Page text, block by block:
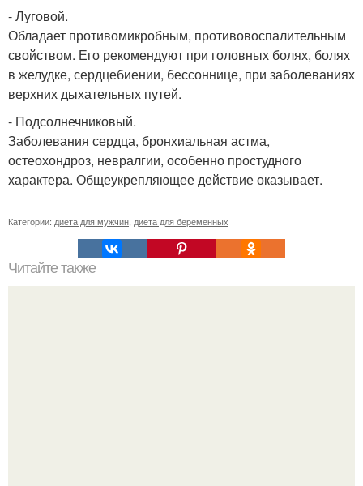
- Луговой.
Обладает противомикробным, противовоспалительным
свойством. Его рекомендуют при головных болях, болях
в желудке, сердцебиении, бессоннице, при заболеваниях
верхних дыхательных путей.
- Подсолнечниковый.
Заболевания сердца, бронхиальная астма,
остеохондроз, невралгии, особенно простудного
характера. Общеукрепляющее действие оказывает.
Категории: диета для мужчин диета для беременных
Читайте также